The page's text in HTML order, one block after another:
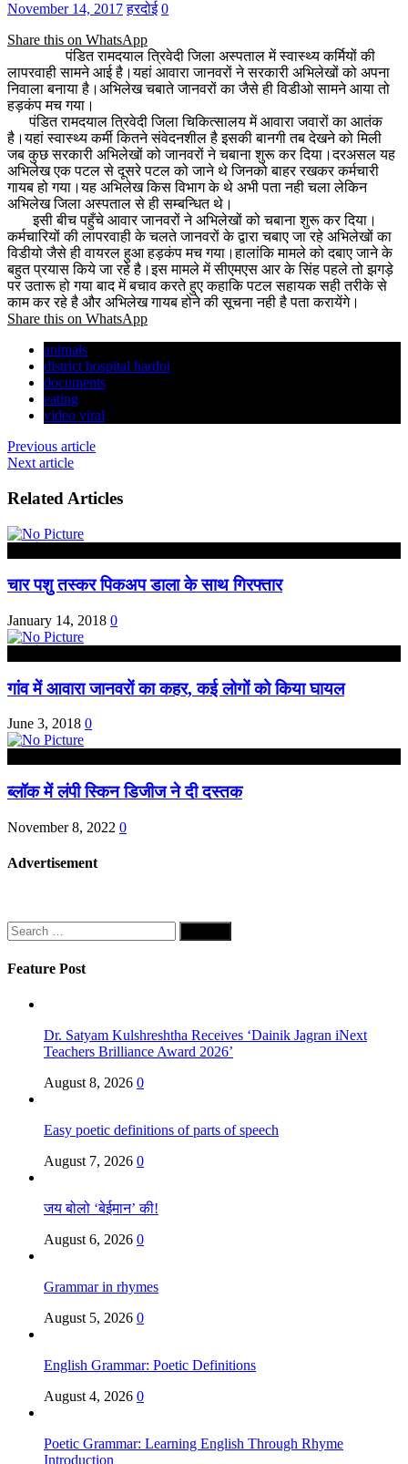
November 14, 2017 हरदोई 0
Share this on WhatsApp
पंडित रामदयाल त्रिवेदी जिला अस्पताल में स्वास्थ्य कर्मियों की
लापरवाही सामने आई है।यहां आवारा जानवरों ने सरकारी अभिलेखों को अपना
निवाला बनाया है।अभिलेख चबाते जानवरों का जैसे ही विडीओ सामने आया तो
हड़कंप मच गया।
पंडित रामदयाल त्रिवेदी जिला चिकित्सालय में आवारा जवारों का आतंक
है।यहां स्वास्थ्य कर्मी कितने संवेदनशील है इसकी बानगी तब देखने को मिली
जब कुछ सरकारी अभिलेखों को जानवरों ने चबाना शुरू कर दिया।दरअसल यह
अभिलेख एक पटल से दूसरे पटल को जाने थे जिनको बाहर रखकर कर्मचारी
गायब हो गया।यह अभिलेख किस विभाग के थे अभी पता नही चला लेकिन
अभिलेख जिला अस्पताल से ही सम्बन्धित थे।
इसी बीच पहुँचे आवार जानवरों ने अभिलेखों को चबाना शुरू कर दिया।
कर्मचारियों की लापरवाही के चलते जानवरों के द्वारा चबाए जा रहे अभिलेखों का
विडीयो जैसे ही वायरल हुआ हड़कंप मच गया।हालांकि मामले को दबाए जाने के
बहुत प्रयास किये जा रहे है।इस मामले में सीएमएस आर के सिंह पहले तो झगड़े
पर उतारू हो गया बाद में बचाव करते हुए कहाकि पटल सहायक सही तरीके से
काम कर रहे है और अभिलेख गायब होने की सूचना नही है पता करायेंगे।
Share this on WhatsApp
animals
district hospital hardoi
documents
eating
video viral
Previous article
Next article
Related Articles
चार पशु तस्कर पिकअप डाला के साथ गिरफ्तार
January 14, 2018 0
गांव में आवारा जानवरों का कहर, कई लोगों को किया घायल
June 3, 2018 0
ब्लॉक में लंपी स्किन डिजीज ने दी दस्तक
November 8, 2022 0
Advertisement
Search
for:
Feature Post
Dr. Satyam Kulshreshtha Receives ‘Dainik Jagran iNext
Teachers Brilliance Award 2026’
August 8, 2026 0
Easy poetic definitions of parts of speech
August 7, 2026 0
जय बोलो ‘बेईमान’ की!
August 6, 2026 0
Grammar in rhymes
August 5, 2026 0
English Grammar: Poetic Definitions
August 4, 2026 0
Poetic Grammar: Learning English Through Rhyme
Introduction